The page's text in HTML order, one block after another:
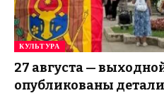
КУЛЬТУРА
27 августа —
опубликованы